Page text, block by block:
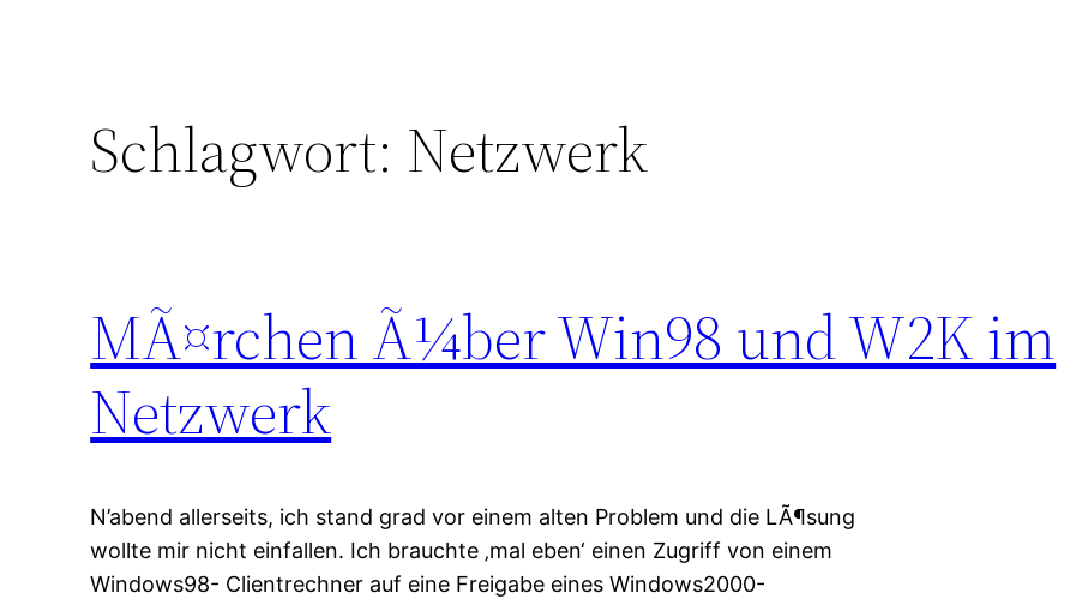
Schlagwort: Netzwerk
MÃ¤rchen Ã¼ber Win98 und W2K im
Netzwerk
N’abend allerseits, ich stand grad vor einem alten Problem und die LÃ¶sung
wollte mir nicht einfallen. Ich brauchte ‚mal eben‘ einen Zugriff von einem
Windows98- Clientrechner auf eine Freigabe eines Windows2000-